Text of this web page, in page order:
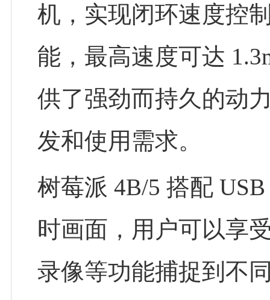
机，实现闭环速度控
能，最高速度可达
供了强劲而持久的动
发和使用需求。
树莓派 4B/5 搭配
时画面，用户可以享
录像等功能捕捉到不